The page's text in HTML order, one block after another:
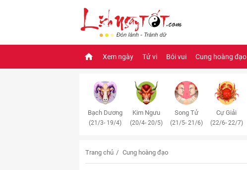
Xem ngày Tử vi Bói vui Cung hoàng đạo
Bạch Dương
(21/3- 19/4)
Kim Ngưu
(20/4- 20/5)
Song Tử
(21/5- 21/6)
Cự Giải
(22/6- 22/7)
Trang chủ Cung hoàng đạo